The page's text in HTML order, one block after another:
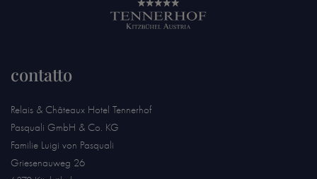
contatto
Relais & Châteaux Hotel Tennerhof
Pasquali GmbH & Co. KG
Familie Luigi von Pasquali
Griesenauweg 26